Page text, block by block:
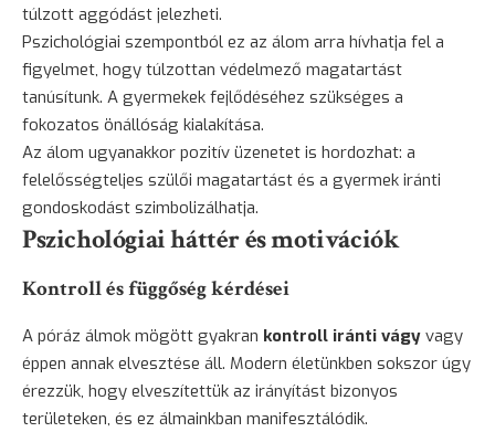
túlzott aggódást jelezheti.
Pszichológiai szempontból ez az álom arra hívhatja fel a
figyelmet, hogy túlzottan védelmező magatartást
tanúsítunk. A gyermekek fejlődéséhez szükséges a
fokozatos önállóság kialakítása.
Az álom ugyanakkor pozitív üzenetet is hordozhat: a
felelősségteljes szülői magatartást és a gyermek iránti
gondoskodást szimbolizálhatja.
Pszichológiai háttér és motivációk
Kontroll és függőség kérdései
A póráz álmok mögött gyakran kontroll iránti vágy vagy
éppen annak elvesztése áll. Modern életünkben sokszor úgy
érezzük, hogy elveszítettük az irányítást bizonyos
területeken, és ez álmainkban manifesztálódik.